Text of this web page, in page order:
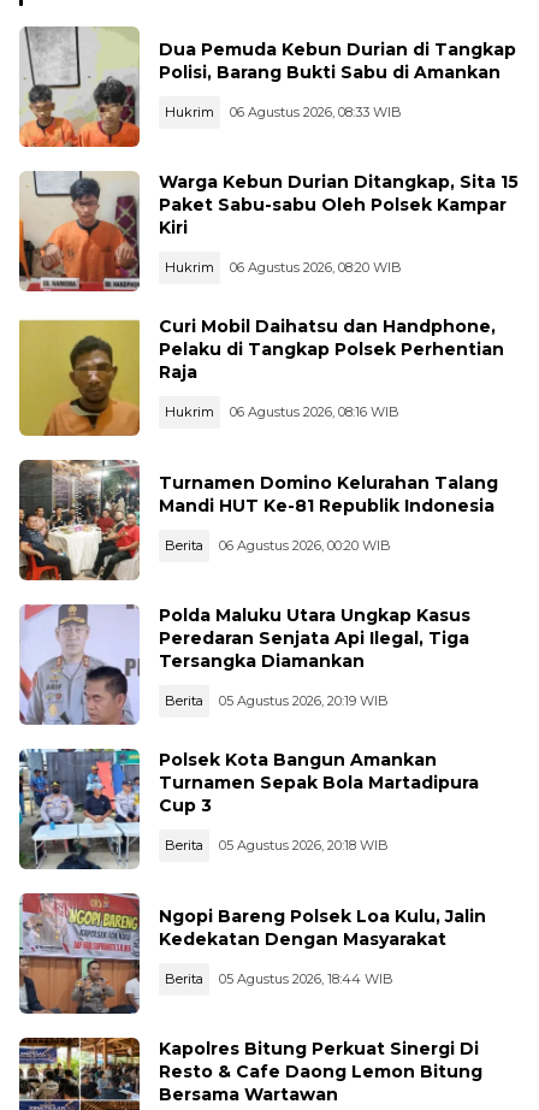
Dua Pemuda Kebun Durian di Tangkap
Polisi, Barang Bukti Sabu di Amankan
Hukrim 06 Agustus 2026, 08:33 WIB
Warga Kebun Durian Ditangkap, Sita 15
Paket Sabu-sabu Oleh Polsek Kampar
Kiri
Hukrim 06 Agustus 2026, 08:20 WIB
Curi Mobil Daihatsu dan Handphone,
Pelaku di Tangkap Polsek Perhentian
Raja
Hukrim 06 Agustus 2026, 08:16 WIB
Turnamen Domino Kelurahan Talang
Mandi HUT Ke-81 Republik Indonesia
Berita 06 Agustus 2026, 00:20 WIB
Polda Maluku Utara Ungkap Kasus
Peredaran Senjata Api Ilegal, Tiga
Tersangka Diamankan
Berita 05 Agustus 2026, 20:19 WIB
Polsek Kota Bangun Amankan
Turnamen Sepak Bola Martadipura
Cup 3
Berita 05 Agustus 2026, 20:18 WIB
Ngopi Bareng Polsek Loa Kulu, Jalin
Kedekatan Dengan Masyarakat
Berita 05 Agustus 2026, 18:44 WIB
Kapolres Bitung Perkuat Sinergi Di
Resto & Cafe Daong Lemon Bitung
Bersama Wartawan